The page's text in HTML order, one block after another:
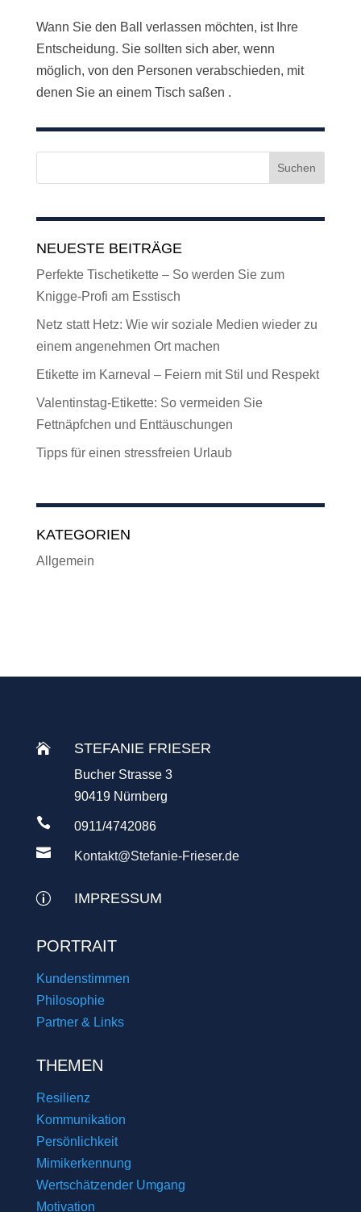
Wann Sie den Ball verlassen möchten, ist Ihre
Entscheidung. Sie sollten sich aber, wenn
möglich, von den Personen verabschieden, mit
denen Sie an einem Tisch saßen .
NEUESTE BEITRÄGE
Perfekte Tischetikette – So werden Sie zum
Knigge-Profi am Esstisch
Netz statt Hetz: Wie wir soziale Medien wieder zu
einem angenehmen Ort machen
Etikette im Karneval – Feiern mit Stil und Respekt
Valentinstag-Etikette: So vermeiden Sie
Fettnäpfchen und Enttäuschungen
Tipps für einen stressfreien Urlaub
KATEGORIEN
Allgemein
 STEFANIE FRIESER
Bucher Strasse 3
90419 Nürnberg
 0911/4742086
 Kontakt@Stefanie-Frieser.de
p IMPRESSUM
PORTRAIT
Kundenstimmen
Philosophie
Partner & Links
THEMEN
Resilienz
Kommunikation
Persönlichkeit
Mimikerkennung
Wertschätzender Umgang
Motivation